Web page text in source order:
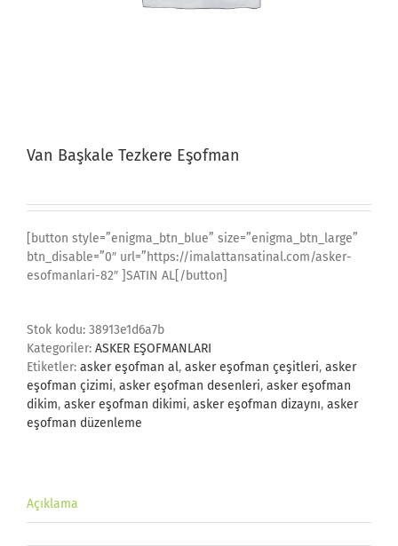
Van Başkale Tezkere Eşofman
[button style=”enigma_btn_blue” size=”enigma_btn_large”
btn_disable=”0″ url=”https://imalattansatinal.com/asker-
esofmanlari-82″ ]SATIN AL[/button]
Stok kodu: 38913e1d6a7b
Kategoriler: ASKER EŞOFMANLARI
Etiketler: asker eşofman al, asker eşofman çeşitleri, asker
eşofman çizimi, asker eşofman desenleri, asker eşofman
dikim, asker eşofman dikimi, asker eşofman dizaynı, asker
eşofman düzenleme
Açıklama